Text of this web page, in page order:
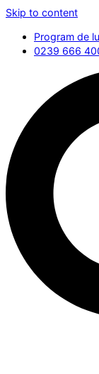
Skip to content
Program de
0239 666